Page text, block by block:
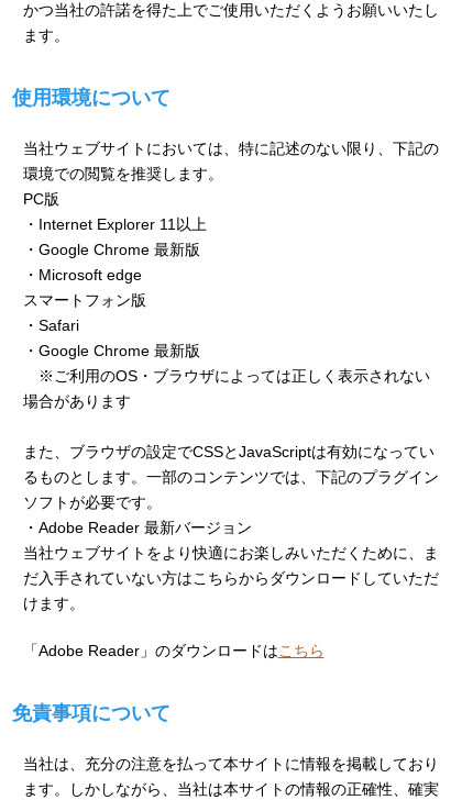
かつ当社の許諾を得た上でご使用いただくようお願いいたし
ます。
使用環境について
当社ウェブサイトにおいては、特に記述のない限り、下記の
環境での閲覧を推奨します。
PC版
・Internet Explorer 11以上
・Google Chrome 最新版
・Microsoft edge
スマートフォン版
・Safari
・Google Chrome 最新版
※ご利用のOS・ブラウザによっては正しく表示されない
場合があります
また、ブラウザの設定でCSSとJavaScriptは有効になってい
るものとします。一部のコンテンツでは、下記のプラグイン
ソフトが必要です。
・Adobe Reader 最新バージョン
当社ウェブサイトをより快適にお楽しみいただくために、ま
だ入手されていない方はこちらからダウンロードしていただ
けます。
「Adobe Reader」のダウンロードはこちら
免責事項について
当社は、充分の注意を払って本サイトに情報を掲載しており
ます。しかしながら、当社は本サイトの情報の正確性、確実